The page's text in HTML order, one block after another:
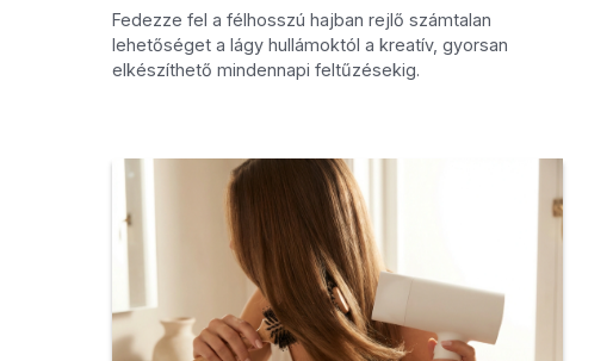
Fedezze fel a félhosszú hajban rejlő számtalan
lehetőséget a lágy hullámoktól a kreatív, gyorsan
elkészíthető mindennapi feltűzésekig.